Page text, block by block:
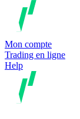
Mon compte
Trading en ligne
Help